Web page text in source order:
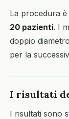
La procedura
20 pazienti. I
doppio
per la
I risultati
I risultati sono